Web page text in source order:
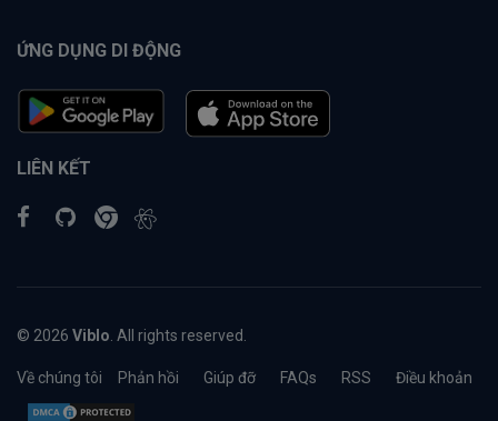
ỨNG DỤNG DI ĐỘNG
LIÊN KẾT
© 2026 Viblo . All rights reserved.
Về chúng tôi Phản hồi Giúp đỡ FAQs RSS Điều khoản